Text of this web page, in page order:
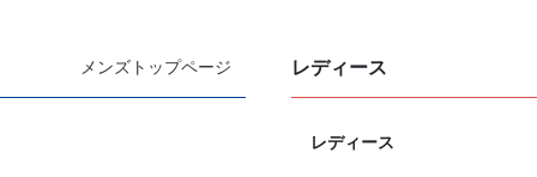
メンズトップページ レディース
レディース